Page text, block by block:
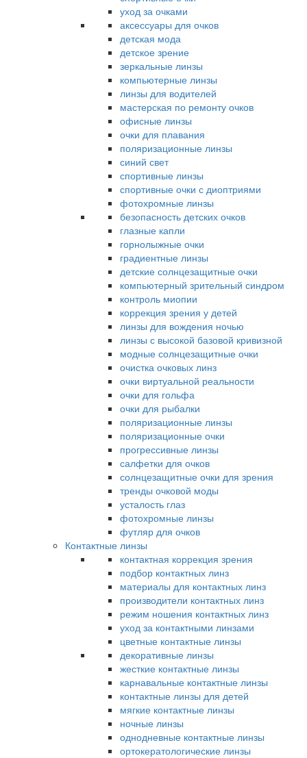
уход за очками
аксессуары для очков
детская мода
детское зрение
зеркальные линзы
компьютерные линзы
линзы для водителей
мастерская по ремонту очков
офисные линзы
очки для плавания
поляризационные линзы
синий свет
спортивные линзы
спортивные очки с диоптриями
фотохромные линзы
безопасность детских очков
глазные капли
горнолыжные очки
градиентные линзы
детские солнцезащитные очки
компьютерный зрительный синдром
контроль миопии
коррекция зрения у детей
линзы для вождения ночью
линзы с высокой базовой кривизной
модные солнцезащитные очки
очистка очковых линз
очки виртуальной реальности
очки для гольфа
очки для рыбалки
поляризационные линзы
поляризационные очки
прогрессивные линзы
салфетки для очков
солнцезащитные очки для зрения
тренды очковой моды
усталость глаз
фотохромные линзы
футляр для очков
Контактные линзы
контактная коррекция зрения
подбор контактных линз
материалы для контактных линз
производители контактных линз
режим ношения контактных линз
уход за контактными линзами
цветные контактные линзы
декоративные линзы
жесткие контактные линзы
карнавальные контактные линзы
контактные линзы для детей
мягкие контактные линзы
ночные линзы
однодневные контактные линзы
ортокератологические линзы